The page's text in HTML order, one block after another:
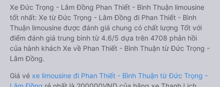
Xe Đức Trọng - Lâm Đồng Phan Thiết - Bình Thuận limousine
tốt nhất: Xe từ Đức Trọng - Lâm Đồng đi Phan Thiết - Bình
Thuận limousine được đánh giá chung có chất lượng Tốt với
điểm đánh giá trung bình từ 4.6/5 dựa trên 4708 phản hồi
của hành khách Xe về Phan Thiết - Bình Thuận từ Đức Trọng -
Lâm Đồng.
Giá vé xe limousine đi Phan Thiết - Bình Thuận từ Đức Trọng -